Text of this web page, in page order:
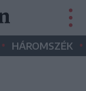
• HÁROMSZÉK •